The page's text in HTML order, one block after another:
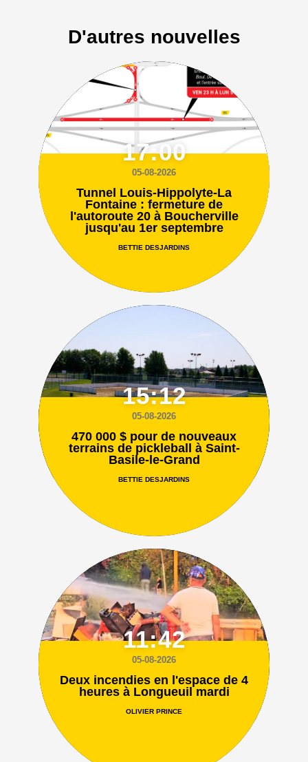
D'autres nouvelles
17:00
05-08-2026
Tunnel Louis-Hippolyte-La
Fontaine : fermeture de
l'autoroute 20 à Boucherville
jusqu'au 1er septembre
BETTIE DESJARDINS
15:12
05-08-2026
470 000 $ pour de nouveaux
terrains de pickleball à Saint-
Basile-le-Grand
BETTIE DESJARDINS
11:42
05-08-2026
Deux incendies en l'espace de 4
heures à Longueuil mardi
OLIVIER PRINCE